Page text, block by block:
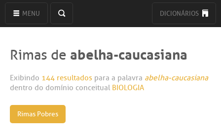
MENU DICIONÁRIOS
Rimas de abelha-caucasiana
Exibindo 144 resultados para a palavra abelha-caucasiana
dentro do domínio conceitual BIOLOGIA
Rimas Pobres